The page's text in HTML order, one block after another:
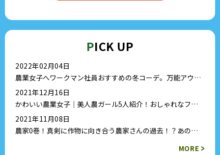
PICK UP
2022年02月04日
農業女子へワークマン社員おすすめの冬コーデ。万能アウタ
ー情報?
2021年12月16日
かわいい農業女子｜美人農ガール5人紹介！おしゃれなファ
ッションまで公開
2021年11月08日
農家0巻！真剣に作物に向き合う農家さんの過去！？あの農
MORE >